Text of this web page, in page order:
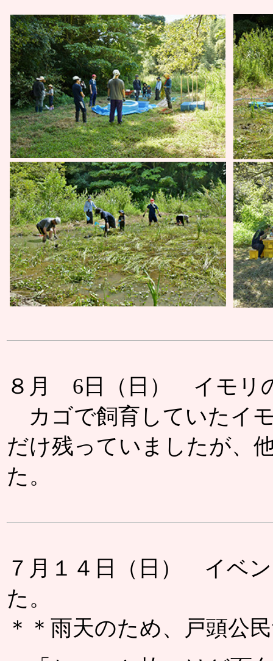
８月 6日（日） イモリ
カゴで飼育していたイ
だけ残っていましたが、
た。
７月１４日（日） イベ
た。
＊＊雨天のため、戸頭公